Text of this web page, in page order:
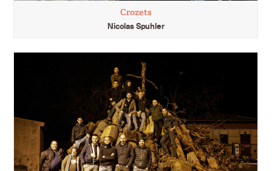
Crozets
Nicolas Spuhler